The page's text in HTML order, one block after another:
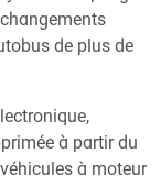
de plus de
à partir du
à moteur